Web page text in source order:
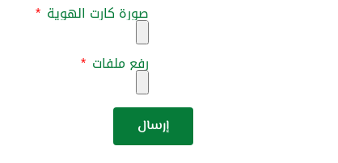
صورة كارت الهوية
رفع ملفات
إرسال